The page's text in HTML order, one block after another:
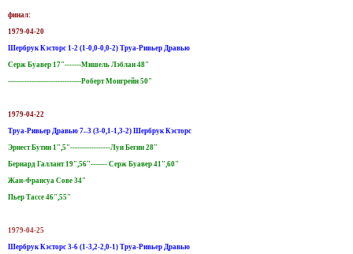
финал:
1979-04-20
Шербрук Кэсторс 1-2 (1-0,0-0,0-2) Труа-Ривьер Дравью
Серж Буавер 17"-------Мишель Лэблан 48"
-------------------------------Роберт Монгрейн 50"
1979-04-22
Труа-Ривьер Дравью 7–3 (3-0,1-1,3-2) Шербрук Кэсторс
Эрнест Бутин 1",5"-----------------Луи Бегин 28"
Бернард Галлант 19",56"------- Серж Буавер 41",60"
Жан-Франсуа Сове 34"
Пьер Тассе 46",55"
1979-04-25
Шербрук Кэсторс 3-6 (1-3,2-2,0-1) Труа-Ривьер Дравью